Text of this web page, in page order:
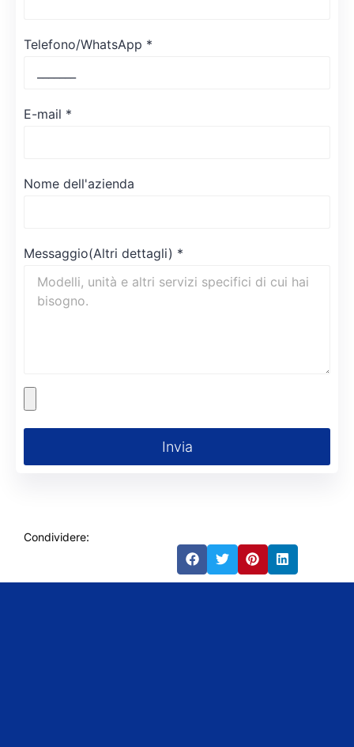
Telefono/WhatsApp *
E-mail *
Nome dell'azienda
Messaggio(Altri dettagli) *
Invia
Condividere: